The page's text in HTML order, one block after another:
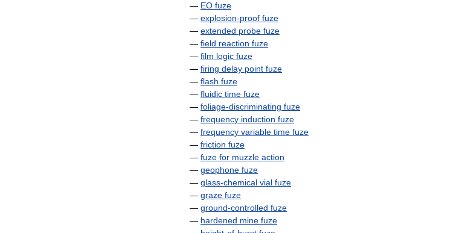
— EO fuze
— explosion-proof fuze
— extended probe fuze
— field reaction fuze
— film logic fuze
— firing delay point fuze
— flash fuze
— fluidic time fuze
— foliage-discriminating fuze
— frequency induction fuze
— frequency variable time fuze
— friction fuze
— fuze for muzzle action
— geophone fuze
— glass-chemical vial fuze
— graze fuze
— ground-controlled fuze
— hardened mine fuze